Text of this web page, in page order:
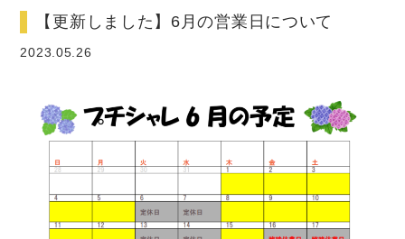
【更新しました】6月の営業日について
2023.05.26